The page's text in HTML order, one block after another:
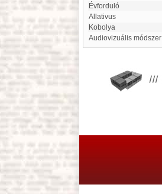
Évforduló
Allativus
Kobolya
Audiovizuális módszer